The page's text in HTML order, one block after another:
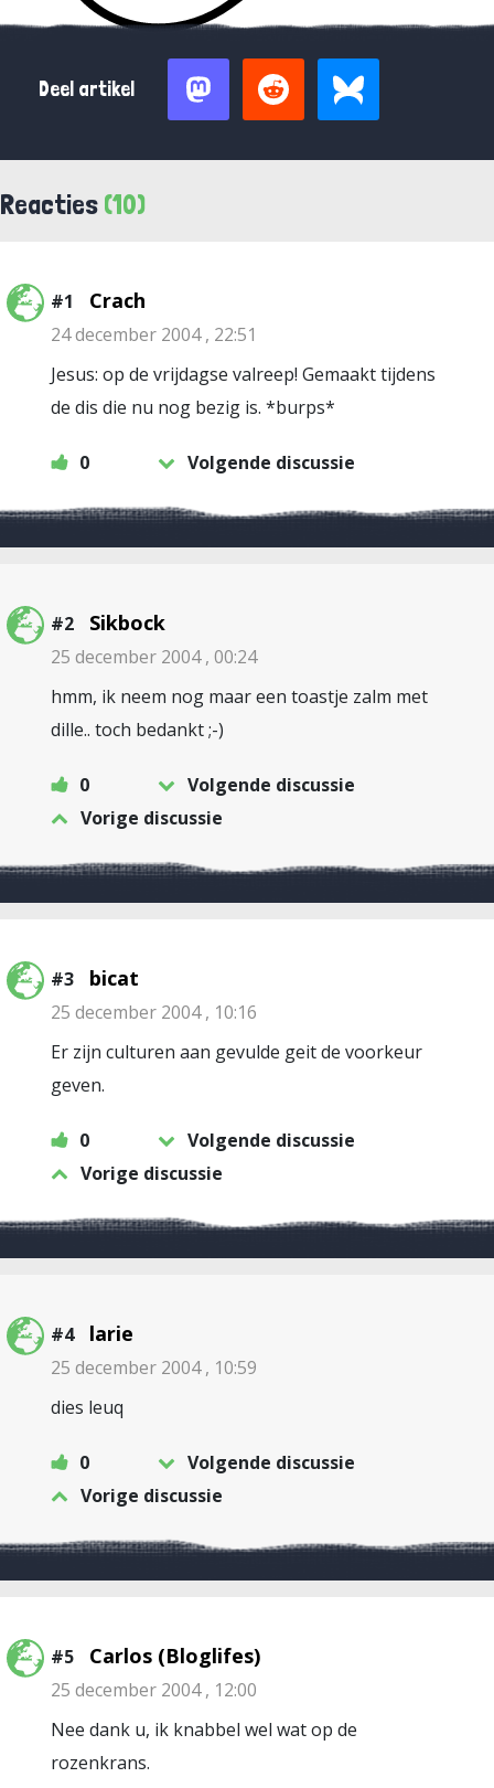
Deel artikel
Reacties (10)
#1 Crach
24 december 2004 , 22:51
Jesus: op de vrijdagse valreep! Gemaakt tijdens
de dis die nu nog bezig is. *burps*
0 Volgende discussie
#2 Sikbock
25 december 2004 , 00:24
hmm, ik neem nog maar een toastje zalm met
dille.. toch bedankt ;-)
0
Volgende discussie
Vorige discussie
#3 bicat
25 december 2004 , 10:16
Er zijn culturen aan gevulde geit de voorkeur
geven.
0
Volgende discussie
Vorige discussie
#4 larie
25 december 2004 , 10:59
dies leuq
0
Volgende discussie
Vorige discussie
#5 Carlos (Bloglifes)
25 december 2004 , 12:00
Nee dank u, ik knabbel wel wat op de
rozenkrans.